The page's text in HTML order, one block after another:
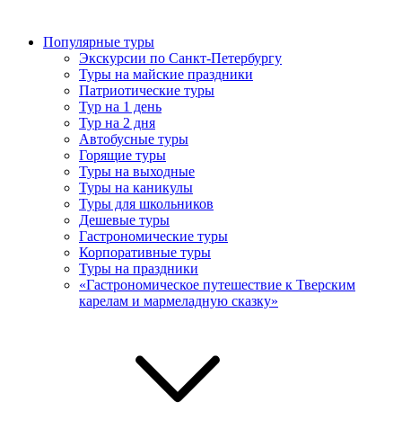
Популярные туры
Экскурсии по Санкт-Петербургу
Туры на майские праздники
Патриотические туры
Тур на 1 день
Тур на 2 дня
Автобусные туры
Горящие туры
Туры на выходные
Туры на каникулы
Туры для школьников
Дешевые туры
Гастрономические туры
Корпоративные туры
Туры на праздники
«Гастрономическое путешествие к Тверским
карелам и мармеладную сказку»